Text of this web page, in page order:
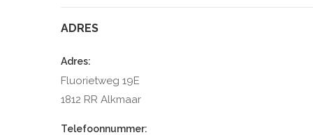
ADRES
Adres:
Fluorietweg 19E
1812 RR Alkmaar
Telefoonnummer: